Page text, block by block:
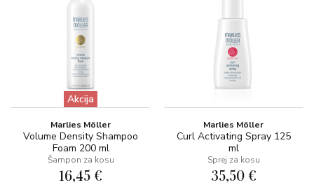
Akcija
Marlies Möller
Volume Density Shampoo
Foam 200 ml
Šampon za kosu
16,45 €
Marlies Möller
Curl Activating Spray 125
ml
Sprej za kosu
35,50 €